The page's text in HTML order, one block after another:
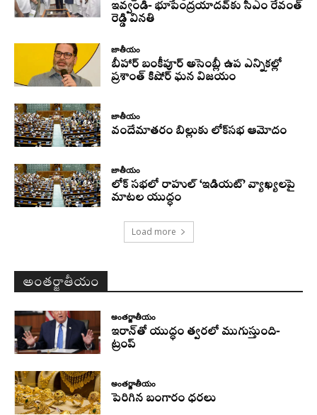
ఇవ్వండి- భూపేంద్రయాదవ్‌కు సీఎం రేవంత్‌
రెడ్డి వినతి
జాతీయం
బీహార్ బంకీపూర్ అసెంబ్లీ ఉప ఎన్నికల్లో
ప్రశాంత్ కిషోర్ ఘన విజయం
జాతీయం
వందేమాతరం బిల్లుకు లోక్‌సభ ఆమోదం
జాతీయం
లోక్ సభలో రాహుల్ ‘ఇడియట్’ వ్యాఖ్యలపై
మాటల యుద్ధం
Load more
అంతర్జాతీయం
అంతర్జాతీయం
ఇరాన్‌తో యుద్ధం త్వరలో ముగుస్తుంది-
ట్రంప్‌
అంతర్జాతీయం
పెరిగిన బంగారం ధరలు